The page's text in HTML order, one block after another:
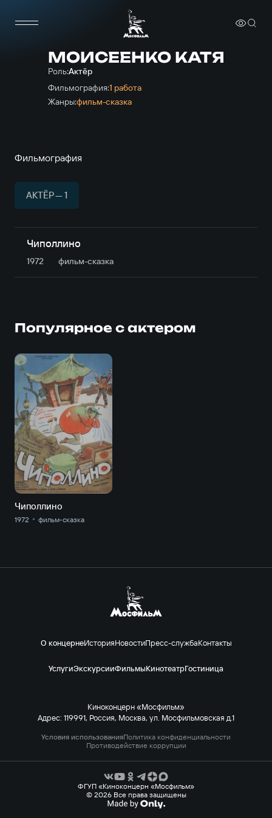
МОИСЕЕНКО КАТЯ
Роль:Актёр
Фильмография:1 работа
Жанры:фильм-сказка
Фильмография
АКТЁР — 1
Чиполлино
1972 фильм-сказка
Популярное с актером
Чиполлино
1972 фильм-сказка
О концернеИсторияНовостиПресс-службаКонтакты
УслугиЭкскурсииФильмыКинотеатрГостиница
Киноконцерн «Мосфильм»
Адрес: 119991, Россия, Москва, ул. Мосфильмовская д.1
Условия использованияПолитика конфиденциальности
Противодействие коррупции
ФГУП «Киноконцерн «Мосфильм»
© 2026 Все права защищены